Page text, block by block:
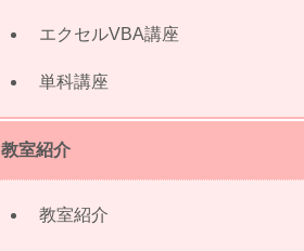
エクセルVBA講座
単科講座
教室紹介
教室紹介